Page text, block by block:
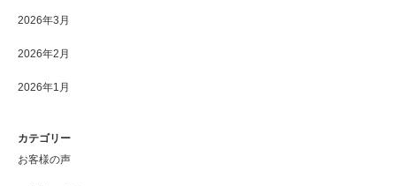
2026年3月
2026年2月
2026年1月
カテゴリー
お客様の声